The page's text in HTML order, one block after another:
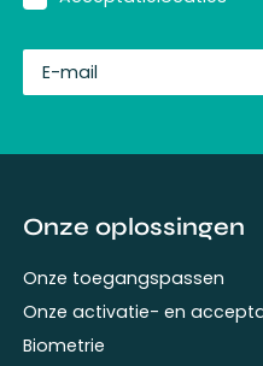
Onze oplossingen
Onze toegangspassen
Onze activatie- en
Biometrie